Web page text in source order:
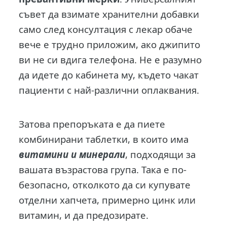
съвет да взимате хранителни добавки
само след консултация с лекар обаче
вече е трудно приложим, ако джипито
ви не си вдига телефона. Не е разумно
да идете до кабинета му, където чакат
пациенти с най-различни оплаквания.
Затова препоръката е да пиете
комбинирани таблетки, в които има
витамини и минерали, подходящи за
вашата възрастова група. Така е по-
безопасно, отколкото да си купувате
отделни хапчета, примерно цинк или
витамин, и да предозирате.